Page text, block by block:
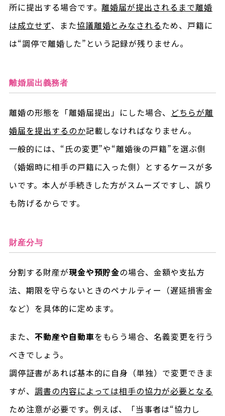
所に提出する場合です。離婚届が提出されるまで離婚
は成立せず、また協議離婚とみなされる ため、戸籍に
は“調停で離婚した”という記録が残りません。
離婚届出義務者
離婚の形態を「離婚届提出」にした場合、
どちらが離
婚届を提出するのか記載しなければなりません。
一般的には、“氏の変更”や“離婚後の戸籍”を選ぶ側
（婚姻時に相手の戸籍に入った側）とするケースが多
いです。本人が手続きした方がスムーズですし、誤り
も防げるからです。
財産分与
分割する財産が現金や預貯金の場合、金額や支払方
法、期限を守らないときのペナルティー（遅延損害金
など）を具体的に定めます。
また、 不動産や自動車をもらう場合、名義変更を行う
べきでしょう。
調停証書があれば基本的に自身（単独）で変更できま
すが、 調書の内容によっては相手の協力が必要となる
ため注意が必要です。例えば、「当事者は“協力し